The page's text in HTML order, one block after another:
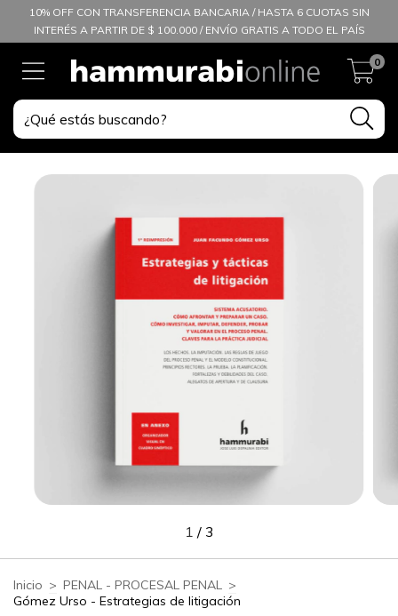
10% OFF CON TRANSFERENCIA BANCARIA / HASTA 6 CUOTAS SIN
INTERÉS A PARTIR DE $ 100.000 / ENVÍO GRATIS A TODO EL PAÍS
0
1 / 3
Inicio > PENAL - PROCESAL PENAL >
Gómez Urso - Estrategias de litigación